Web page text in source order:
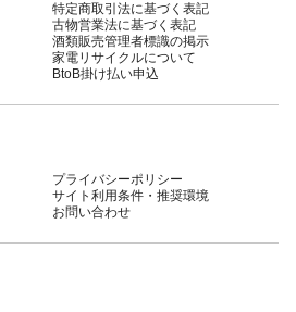
特定商取引法に基づく表記
古物営業法に基づく表記
酒類販売管理者標識の掲示
家電リサイクルについて
BtoB掛け払い申込
プライバシーポリシー
サイト利用条件・推奨環境
お問い合わせ